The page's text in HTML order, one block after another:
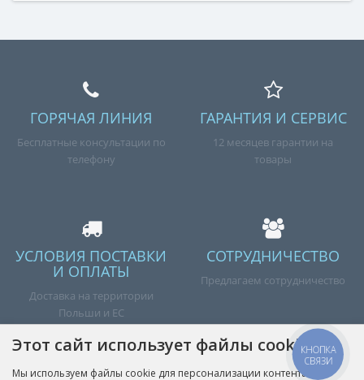
ГОРЯЧАЯ ЛИНИЯ
Бесплатные консультации по
телефону
ГАРАНТИЯ И СЕРВИС
12 месяцев гарантии на
товары
УСЛОВИЯ ПОСТАВКИ
И ОПЛАТЫ
Доставка на территории
Польши и ЕС
СОТРУДНИЧЕСТВО
Предлагаем сотрудничество
Этот сайт использует файлы cookie
Мы используем файлы cookie для персонализации контента и
КНОПКА
СВЯЗИ